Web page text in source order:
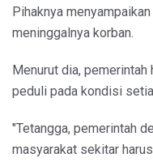
Pihaknya
meninggalnya korban.
Menurut dia,
peduli pada kondisi
"Tetangga, pemerintah
masyarakat sekitar